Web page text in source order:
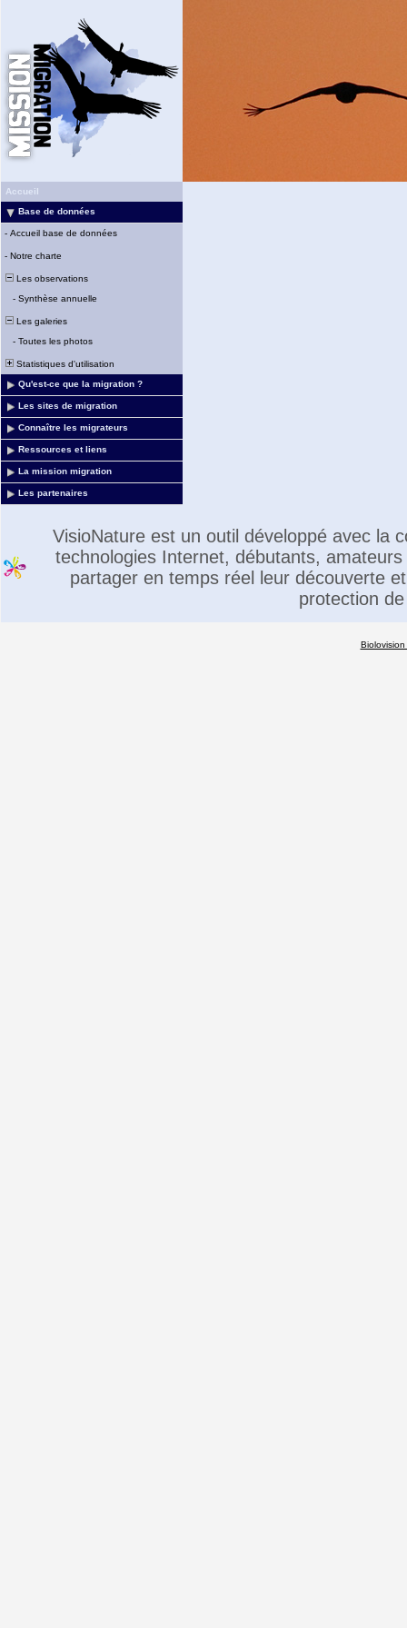
Accueil
Base de données
- Accueil base de données
- Notre charte
Les observations
- Synthèse annuelle
Les galeries
- Toutes les photos
Statistiques d'utilisation
Qu'est-ce que la migration ?
Les sites de migration
Connaître les migrateurs
Ressources et liens
La mission migration
Les partenaires
VisioNature est un outil développé avec la
technologies Internet, débutants,
partager en temps réel leur découverte
protection
Biolovision